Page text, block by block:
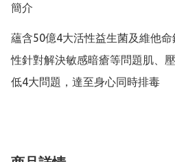
簡介
蘊含50億4大活性益生菌及維他
性針對解決敏感暗瘡等問題肌、
低4大問題，達至身心同時排毒